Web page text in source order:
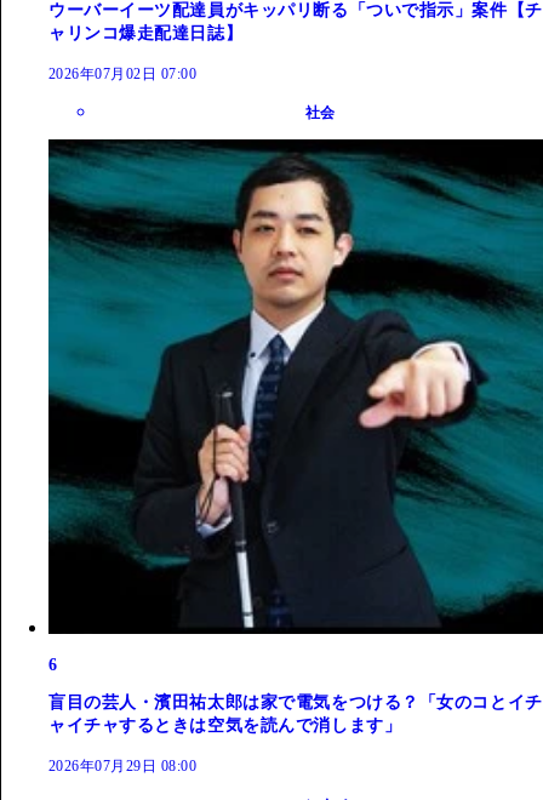
ウーバーイーツ配達員がキッパリ断る「ついで指示」案件【チ
ャリンコ爆走配達日誌】
2026年07月02日 07:00
社会
6
盲目の芸人・濱田祐太郎は家で電気をつける？「女のコとイチ
ャイチャするときは空気を読んで消します」
2026年07月29日 08:00